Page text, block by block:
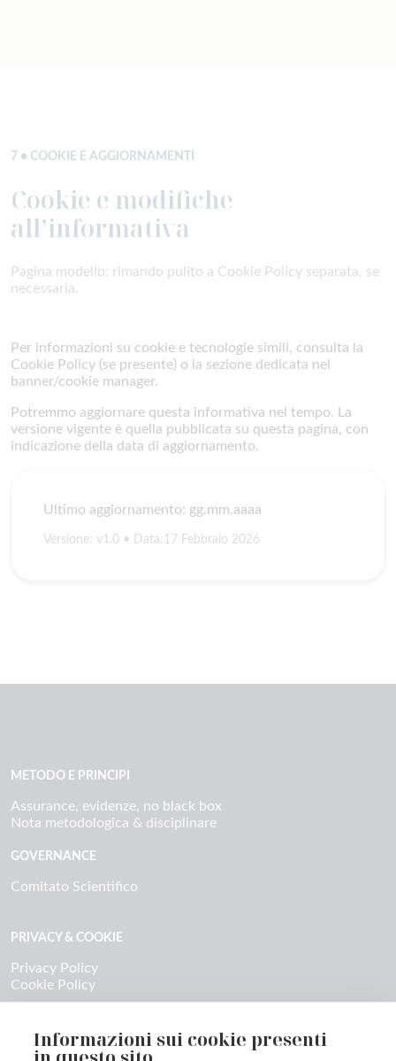
Informazioni sui cookie presenti
7 • COOKIE E AGGIORNAMENTI
Cookie e modifiche
all’informativa
Pagina modello: rimando pulito a Cookie Policy separata, se
necessaria.
Per informazioni su cookie e tecnologie simili, consulta la
Cookie Policy (se presente) o la sezione dedicata nel
banner/cookie manager.
Potremmo aggiornare questa informativa nel tempo. La
versione vigente è quella pubblicata su questa pagina, con
indicazione della data di aggiornamento.
Ultimo aggiornamento: gg.mm.aaaa
Versione: v1.0 • Data: 17 Febbraio 2026
METODO E PRINCIPI
Assurance, evidenze, no black box
Nota metodologica & disciplinare
GOVERNANCE
Comitato Scientifico
PRIVACY & COOKIE
Privacy Policy
Cookie Policy
Contatti & richieste stampa